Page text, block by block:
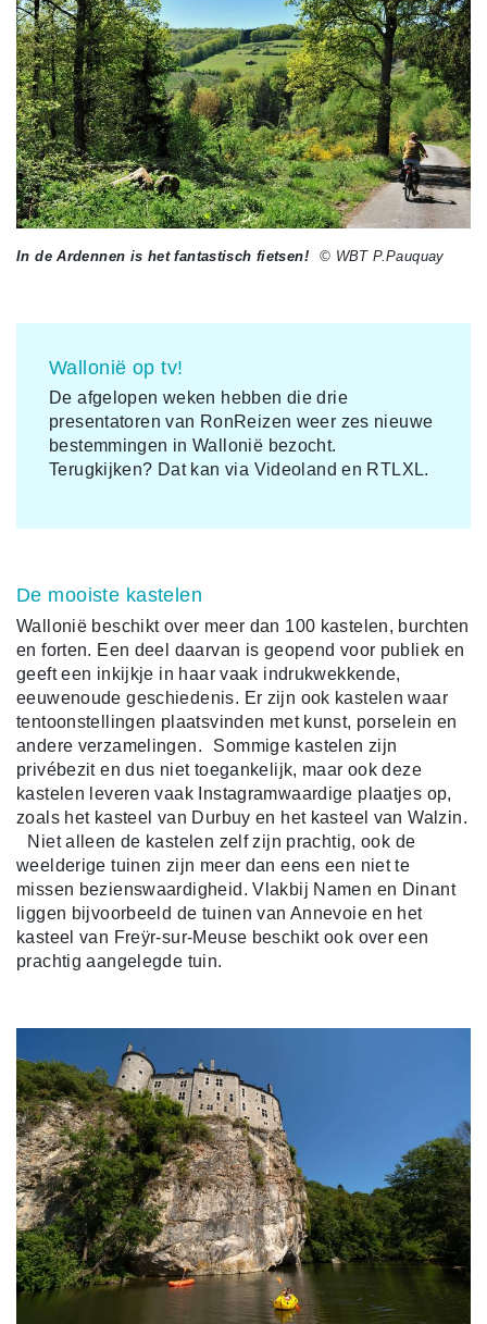
In de Ardennen is het fantastisch fietsen! © WBT P.Pauquay
Wallonië op tv!
De afgelopen weken hebben die drie
presentatoren van RonReizen weer zes nieuwe
bestemmingen in Wallonië bezocht.
Terugkijken? Dat kan via Videoland en RTLXL.
De mooiste kastelen
Wallonië beschikt over meer dan 100 kastelen, burchten
en forten. Een deel daarvan is geopend voor publiek en
geeft een inkijkje in haar vaak indrukwekkende,
eeuwenoude geschiedenis. Er zijn ook kastelen waar
tentoonstellingen plaatsvinden met kunst, porselein en
andere verzamelingen. Sommige kastelen zijn
privébezit en dus niet toegankelijk, maar ook deze
kastelen leveren vaak Instagramwaardige plaatjes op,
zoals het kasteel van Durbuy en het kasteel van Walzin.
Niet alleen de kastelen zelf zijn prachtig, ook de
weelderige tuinen zijn meer dan eens een niet te
missen bezienswaardigheid. Vlakbij Namen en Dinant
liggen bijvoorbeeld de tuinen van Annevoie en het
kasteel van Freÿr-sur-Meuse beschikt ook over een
prachtig aangelegde tuin.